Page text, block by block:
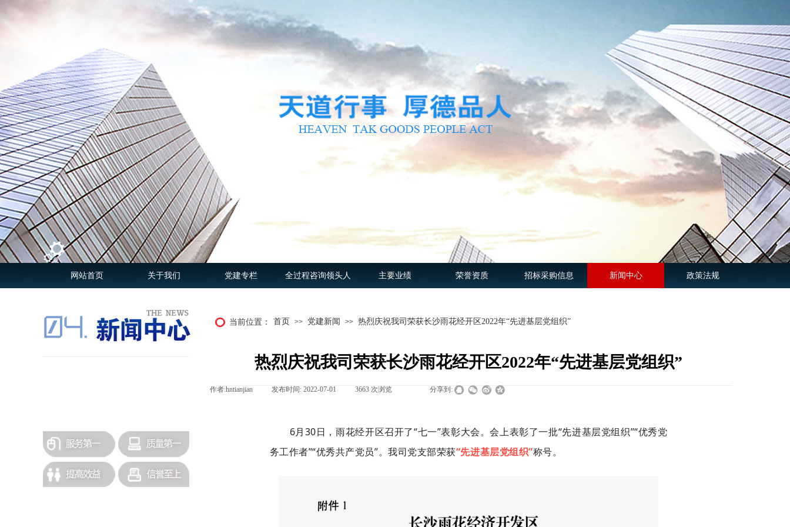
网站首页 关于我们 党建专栏 全过程咨询领头人 主要业绩 荣誉资质 招标采购信息 新闻中心 政策法规
当前位置： 首页 >> 党建新闻 >> 热烈庆祝我司荣获长沙雨花经开区2022年“先进基层党组织”
热烈庆祝我司荣获长沙雨花经开区2022年“先进基层党组织”
作者:hntianjian 发布时间: 2022-07-01 3663 次浏览 分享到:
6月30日，雨花经开区召开了“七一”表彰大会。会上表彰了一批“先进基层党组织”“优秀党
务工作者”“优秀共产党员”。我司党支部荣获“先进基层党组织”称号。